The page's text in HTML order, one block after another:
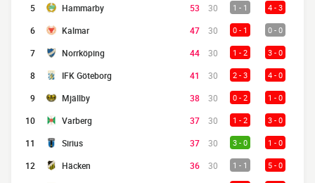
5 Hammarby 53 30 1 - 1 4 - 3
6 Kalmar 47 30 0 - 1 0 - 0
7 Norrköping 44 30 1 - 2 3 - 0
8 IFK Göteborg 41 30 2 - 3 4 - 0
9 Mjällby 38 30 0 - 2 1 - 0
10 Varberg 37 30 1 - 2 3 - 0
11 Sirius 37 30 3 - 0 1 - 0
12 Häcken 36 30 1 - 1 5 - 0